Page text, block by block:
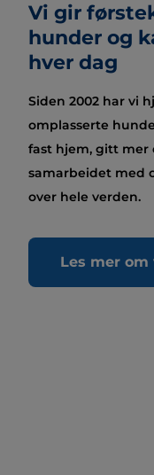
Vi gir
hunder og
hver dag
Siden 2002 har vi
omplasserte
fast hjem, gitt mer
samarbeidet med
over hele verden.
Les mer